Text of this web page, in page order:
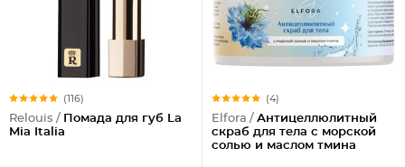
(116)
Relouis / Помада для губ La
Mia Italia
(4)
Elfora / Антицеллюлитный
скраб для тела с морской
солью и маслом тмина